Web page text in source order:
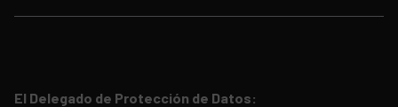
El Delegado de Protección de Datos: